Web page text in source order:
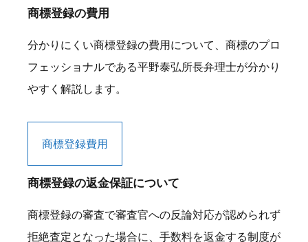
商標登録の費用
分かりにくい商標登録の費用について、商標のプロ
フェッショナルである平野泰弘所長弁理士が分かり
やすく解説します。
商標登録費用
商標登録の返金保証について
商標登録の審査で審査官への反論対応が認められず
拒絶査定となった場合に、手数料を返金する制度が